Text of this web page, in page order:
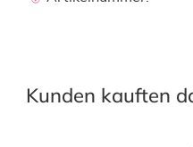
Kunden kauften